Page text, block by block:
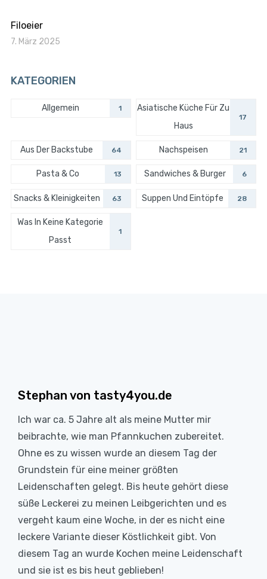
Filoeier
7. März 2025
KATEGORIEN
Allgemein 1
Asiatische Küche Für Zu
Haus
17
Aus Der Backstube 64 Nachspeisen 21
Pasta & Co 13 Sandwiches & Burger 6
Snacks & Kleinigkeiten 63 Suppen Und Eintöpfe 28
Was In Keine Kategorie
Passt
1
Stephan von tasty4you.de
Ich war ca. 5 Jahre alt als meine Mutter mir
beibrachte, wie man Pfannkuchen zubereitet.
Ohne es zu wissen wurde an diesem Tag der
Grundstein für eine meiner größten
Leidenschaften gelegt. Bis heute gehört diese
süße Leckerei zu meinen Leibgerichten und es
vergeht kaum eine Woche, in der es nicht eine
leckere Variante dieser Köstlichkeit gibt. Von
diesem Tag an wurde Kochen meine Leidenschaft
und sie ist es bis heut geblieben!